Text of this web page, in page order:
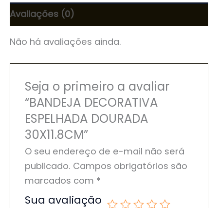
Avaliações (0)
Não há avaliações ainda.
Seja o primeiro a avaliar
“BANDEJA DECORATIVA
ESPELHADA DOURADA
30X11.8CM”
O seu endereço de e-mail não será
publicado. Campos obrigatórios são
marcados com *
Sua avaliação